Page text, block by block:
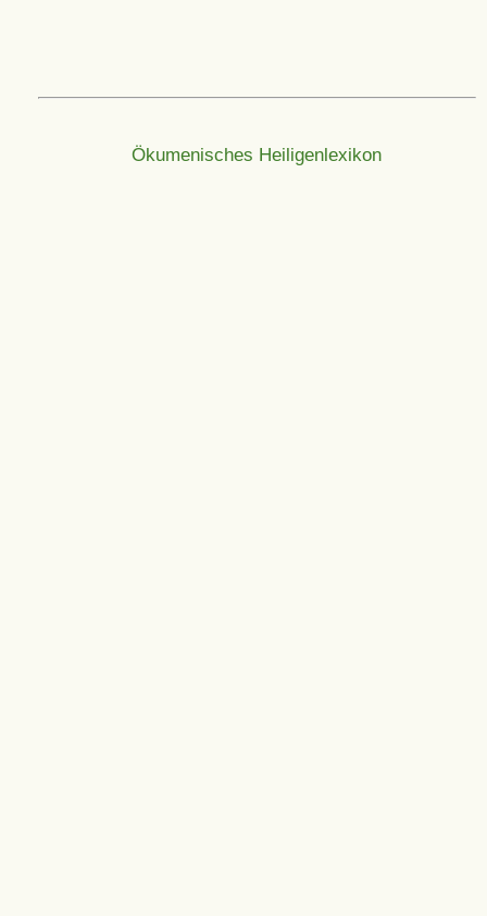
Ökumenisches Heiligenlexikon